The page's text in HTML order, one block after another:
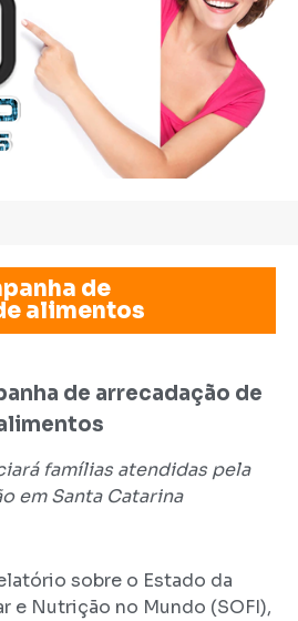
de
alimentos
de arrecadação de
famílias atendidas pela
em Santa Catarina
sobre o Estado da
e Nutrição no Mundo (SOFI),